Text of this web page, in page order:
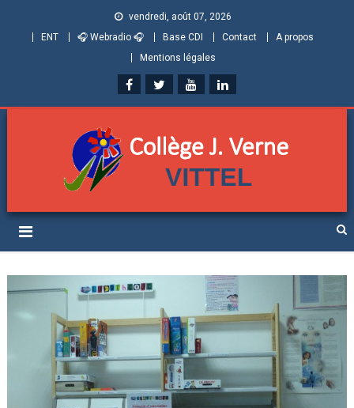
vendredi, août 07, 2026
ENT
🎧 Webradio 🎧 Base CDI Contact
A propos
Mentions légales
Collège Jules Verne de
Vittel (Vosges)